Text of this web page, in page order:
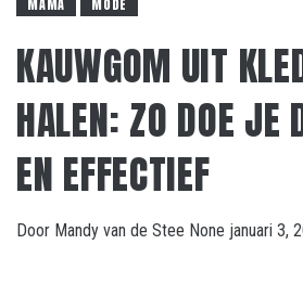
MAMA MODE
KAUWGOM UIT
HALEN: ZO DOE JE
EN EFFECTIEF
Door Mandy van de Stee None januari 3,